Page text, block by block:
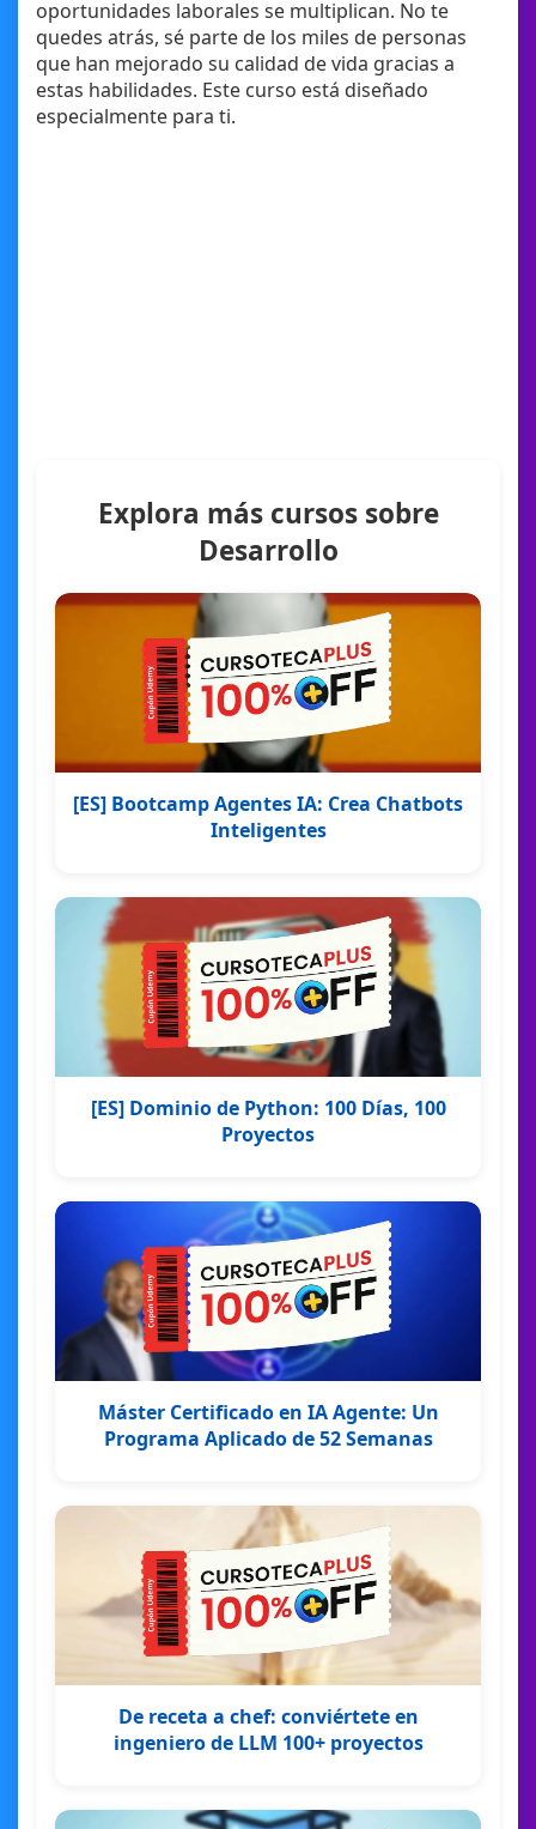
oportunidades laborales se multiplican. No te
quedes atrás, sé parte de los miles de personas
que han mejorado su calidad de vida gracias a
estas habilidades. Este curso está diseñado
especialmente para ti.
Explora más cursos sobre
Desarrollo
[ES] Bootcamp Agentes IA: Crea Chatbots
Inteligentes
[ES] Dominio de Python: 100 Días, 100
Proyectos
Máster Certificado en IA Agente: Un
Programa Aplicado de 52 Semanas
De receta a chef: conviértete en
ingeniero de LLM 100+ proyectos